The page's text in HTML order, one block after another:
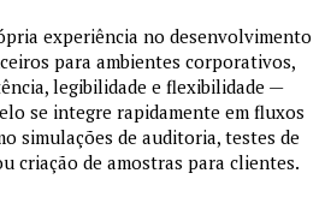
experiência no desenvolvimento
para ambientes corporativos,
legibilidade e flexibilidade —
se integre rapidamente em fluxos
simulações de auditoria, testes de
criação de amostras para clientes.